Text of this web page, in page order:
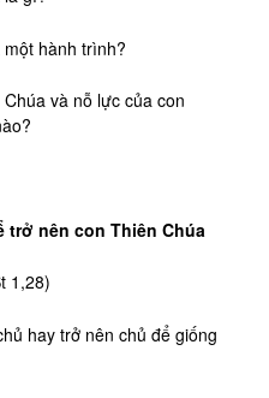
hành trình?
và nỗ lực của con
trở nên con Thiên Chúa
1,28)
hay trở nên chủ để giống